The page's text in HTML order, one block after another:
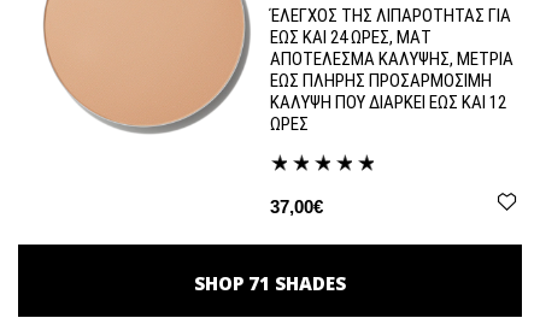
ΈΛΕΓΧΟΣ ΤΗΣ ΛΙΠΑΡΟΤΗΤΑΣ ΓΙΑ
ΕΩΣ ΚΑΙ 24 ΩΡΕΣ, ΜΑΤ
ΑΠΟΤΕΛΕΣΜΑ ΚΑΛΥΨΗΣ, ΜΕΤΡΙΑ
ΕΩΣ ΠΛΗΡΗΣ ΠΡΟΣΑΡΜΟΣΙΜΗ
ΚΑΛΥΨΗ ΠΟΥ ΔΙΑΡΚΕΙ ΕΩΣ ΚΑΙ 12
ΩΡΕΣ
37,00€
SHOP 71 SHADES